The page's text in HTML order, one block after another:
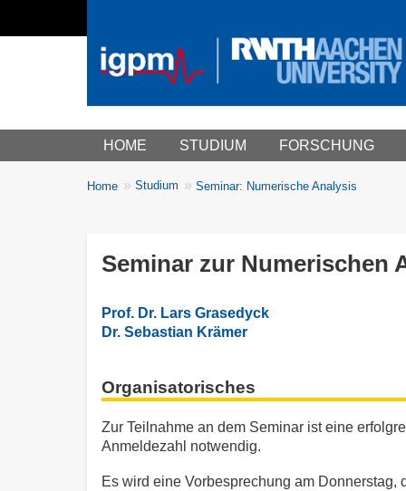
Main menu
HOME STUDIUM FORSCHUNG
Breadcrumbs
You
Home Studium Seminar: Numerische Analysis
Seminar zur Numerischen
Prof. Dr. Lars Grasedyck
Dr. Sebastian Krämer
Organisatorisches
Zur Teilnahme an dem Seminar ist eine
Anmeldezahl notwendig.
Es wird eine Vorbesprechung am